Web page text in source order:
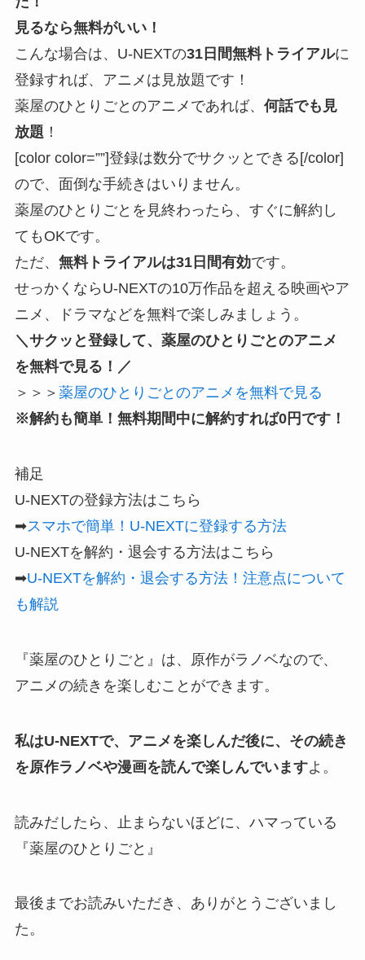
見るなら無料がいい！
こんな場合は、U-NEXTの31日間無料トライアルに
登録すれば、アニメは見放題です！
薬屋のひとりごとのアニメであれば、 何話でも見
放題 ！
[color color=””]登録は数分でサクッとできる[/color]
ので、面倒な手続きはいりません。
薬屋のひとりごとを見終わったら、すぐに解約し
てもOKです。
ただ、 無料トライアルは31日間有効です。
せっかくならU-NEXTの10万作品を超える映画やア
ニメ、ドラマなどを無料で楽しみましょう。
＼サクッと登録して、薬屋のひとりごとのアニメ
を無料で見る！／
＞＞＞ 薬屋のひとりごとのアニメを無料で見る
※解約も簡単！無料期間中に解約すれば0円です！
補足
U-NEXTの登録方法はこちら
➡スマホで簡単！U-NEXTに登録する方法
U-NEXTを解約・退会する方法はこちら
➡U-NEXTを解約・退会する方法！注意点について
も解説
『薬屋のひとりごと』は、原作がラノベなので、
アニメの続きを楽しむことができます。
私はU-NEXTで、アニメを楽しんだ後に、その続き
を原作ラノベや漫画を読んで楽しんでいますよ。
読みだしたら、止まらないほどに、ハマっている
『薬屋のひとりごと』
最後までお読みいただき、ありがとうございまし
た。